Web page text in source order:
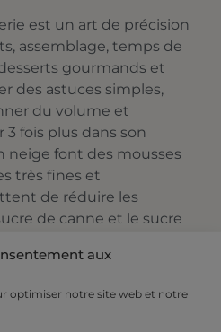
aux
optimiser notre site web et notre
est un art de précision
assemblage, temps de
gourmands et
des astuces simples,
du volume et
3 fois plus dans son
neige font des mousses
très fines et
de réduire les
de canne et le sucre
qui permet d’en